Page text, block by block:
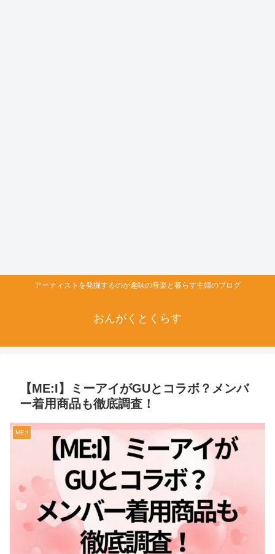
アーティストを発掘するのが趣味の音楽と暮らす主婦のブログ
おんがくとくらす
【ME:I】ミーアイがGUとコラボ？メンバ
ー着用商品も徹底調査！
ME:I